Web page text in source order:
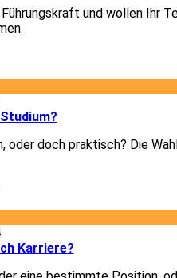
und wollen Ihr
oder doch praktisch? Die
Karriere?